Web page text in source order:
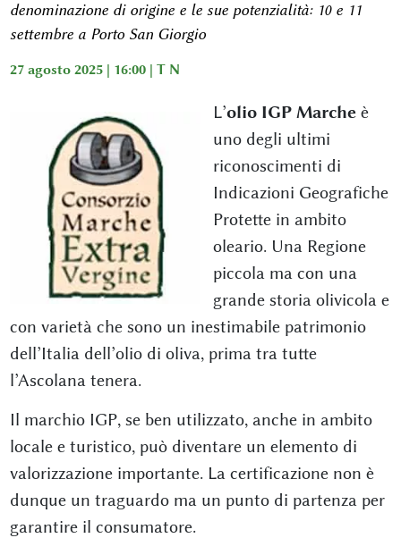
denominazione di origine e le sue potenzialità: 10 e 11
settembre a Porto San Giorgio
27 agosto 2025 | 16:00 | T N
L’olio IGP Marche è
uno degli ultimi
riconoscimenti di
Indicazioni Geografiche
Protette in ambito
oleario. Una Regione
piccola ma con una
grande storia olivicola e
con varietà che sono un inestimabile patrimonio
dell’Italia dell’olio di oliva, prima tra tutte
l’Ascolana tenera.
Il marchio IGP, se ben utilizzato, anche in ambito
locale e turistico, può diventare un elemento di
valorizzazione importante. La certificazione non è
dunque un traguardo ma un punto di partenza per
garantire il consumatore.